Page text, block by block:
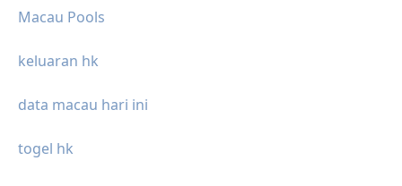
Macau Pools
keluaran hk
data macau hari ini
togel hk